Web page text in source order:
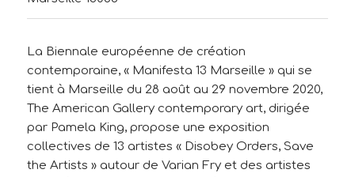
La Biennale européenne de création
contemporaine, « Manifesta 13 Marseille » qui se
tient à Marseille du 28 août au 29 novembre 2020,
The American Gallery contemporary art, dirigée
par Pamela King, propose une exposition
collectives de 13 artistes « Disobey Orders, Save
the Artists » autour de Varian Fry et des artistes